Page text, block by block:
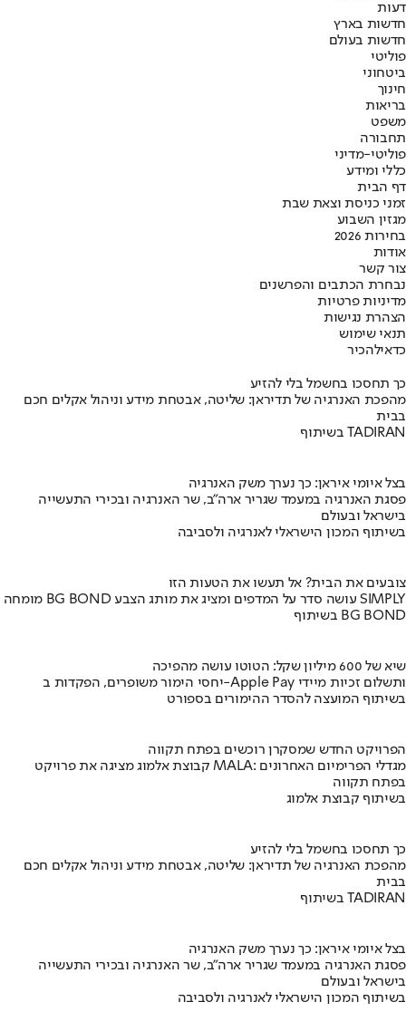
דעות
חדשות בארץ
חדשות בעולם
פוליטי
ביטחוני
חינוך
בריאות
משפט
תחבורה
פוליטי-מדיני
כללי ומידע
דף הבית
זמני כניסת וצאת שבת
מגזין השבוע
בחירות 2026
אודות
צור קשר
נבחרת הכתבים והפרשנים
מדיניות פרטיות
הצהרת נגישות
תנאי שימוש
כדאילהכיר
כך תחסכו בחשמל בלי להזיע
מהפכת האנרגיה של תדיראן: שליטה, אבטחת מידע וניהול אקלים חכם
בבית
בשיתוף TADIRAN
בצל איומי איראן: כך נערך משק האנרגיה
פסגת האנרגיה במעמד שגריר ארה"ב, שר האנרגיה ובכירי התעשייה
בישראל ובעולם
בשיתוף המכון הישראלי לאנרגיה ולסביבה
צובעים את הבית? אל תעשו את הטעות הזו
מומחה BG BOND עושה סדר על המדפים ומציג את מותג הצבע SIMPLY
בשיתוף BG BOND
שיא של 600 מיליון שקל: הטוטו עושה מהפיכה
יחסי הימור משופרים, הפקדות ב-Apple Pay ותשלום זכיות מיידי
בשיתוף המועצה להסדר ההימורים בספורט
הפרויקט החדש שמסקרן רוכשים בפתח תקווה
קבוצת אלמוג מציגה את פרויקט MALA: מגדלי הפרימיום האחרונים
בפתח תקווה
בשיתוף קבוצת אלמוג
כך תחסכו בחשמל בלי להזיע
מהפכת האנרגיה של תדיראן: שליטה, אבטחת מידע וניהול אקלים חכם
בבית
בשיתוף TADIRAN
בצל איומי איראן: כך נערך משק האנרגיה
פסגת האנרגיה במעמד שגריר ארה"ב, שר האנרגיה ובכירי התעשייה
בישראל ובעולם
בשיתוף המכון הישראלי לאנרגיה ולסביבה